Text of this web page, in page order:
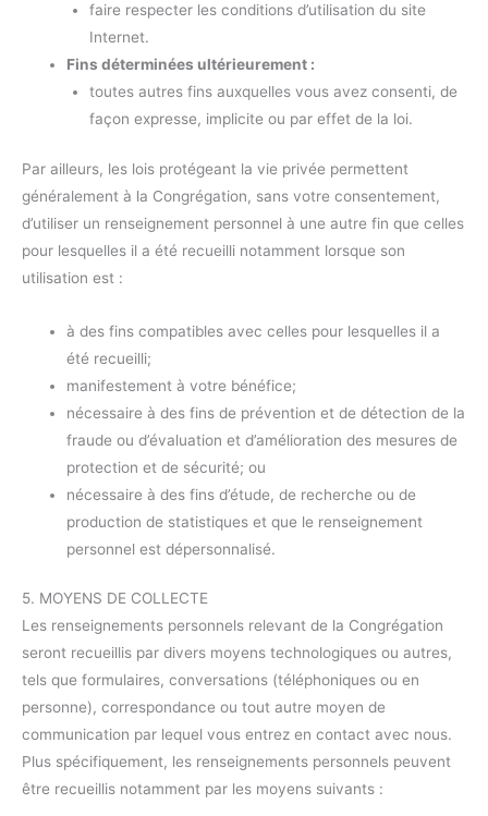
faire respecter les conditions d’utilisation du site
Internet.
Fins déterminées ultérieurement :
toutes autres fins auxquelles vous avez consenti, de
façon expresse, implicite ou par effet de la loi.
Par ailleurs, les lois protégeant la vie privée permettent
généralement à la Congrégation, sans votre consentement,
d’utiliser un renseignement personnel à une autre fin que celles
pour lesquelles il a été recueilli notamment lorsque son
utilisation est :
à des fins compatibles avec celles pour lesquelles il a
été recueilli;
manifestement à votre bénéfice;
nécessaire à des fins de prévention et de détection de la
fraude ou d’évaluation et d’amélioration des mesures de
protection et de sécurité; ou
nécessaire à des fins d’étude, de recherche ou de
production de statistiques et que le renseignement
personnel est dépersonnalisé.
5. MOYENS DE COLLECTE
Les renseignements personnels relevant de la Congrégation
seront recueillis par divers moyens technologiques ou autres,
tels que formulaires, conversations (téléphoniques ou en
personne), correspondance ou tout autre moyen de
communication par lequel vous entrez en contact avec nous.
Plus spécifiquement, les renseignements personnels peuvent
être recueillis notamment par les moyens suivants :